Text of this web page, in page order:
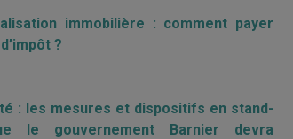
immobilière : comment payer
?
: les mesures et dispositifs en stand-
le gouvernement Barnier devra